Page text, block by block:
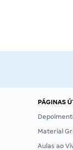
PÁGINAS
Material
Aulas ao